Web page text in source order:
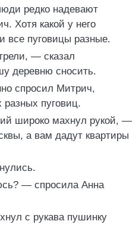
редко надевают
Хотя какой у него
все пуговицы разные.
— сказал
деревню сносить.
спросил Митрич,
разных пуговиц.
широко махнул рукой, —
а вам дадут квартиры
— спросила Анна
с рукава пушинку